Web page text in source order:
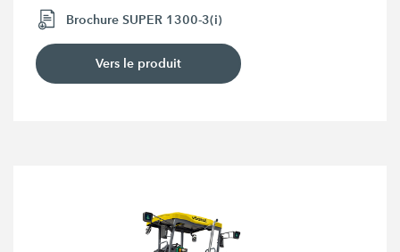
Brochure SUPER 1300-3(i)
Vers le produit